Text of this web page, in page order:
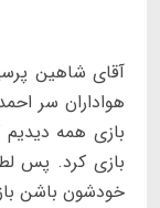
آقای شاهین
هواداران سر
بازی همه
بازی کرد. پس
خودشون باشن